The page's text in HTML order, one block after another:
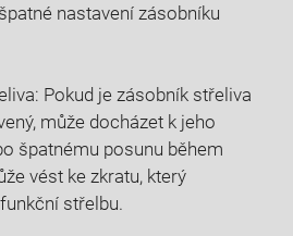
nastavení zásobníku
Pokud je zásobník střeliva
může docházet k jeho
špatnému posunu během
vést ke zkratu, který
střelbu.